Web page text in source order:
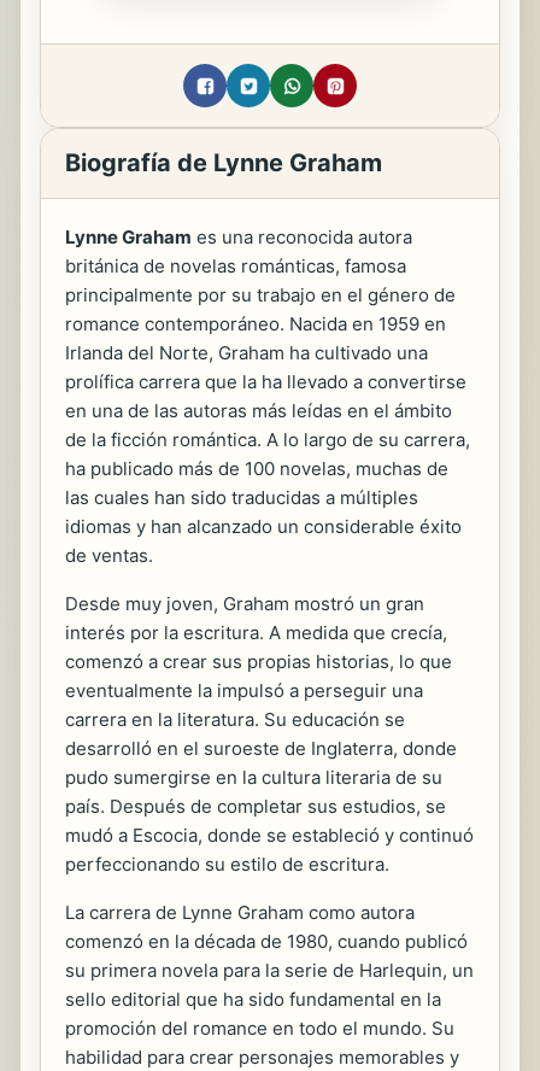
Biografía de Lynne Graham
Lynne Graham es una reconocida autora
británica de novelas románticas, famosa
principalmente por su trabajo en el género de
romance contemporáneo. Nacida en 1959 en
Irlanda del Norte, Graham ha cultivado una
prolífica carrera que la ha llevado a convertirse
en una de las autoras más leídas en el ámbito
de la ficción romántica. A lo largo de su carrera,
ha publicado más de 100 novelas, muchas de
las cuales han sido traducidas a múltiples
idiomas y han alcanzado un considerable éxito
de ventas.
Desde muy joven, Graham mostró un gran
interés por la escritura. A medida que crecía,
comenzó a crear sus propias historias, lo que
eventualmente la impulsó a perseguir una
carrera en la literatura. Su educación se
desarrolló en el suroeste de Inglaterra, donde
pudo sumergirse en la cultura literaria de su
país. Después de completar sus estudios, se
mudó a Escocia, donde se estableció y continuó
perfeccionando su estilo de escritura.
La carrera de Lynne Graham como autora
comenzó en la década de 1980, cuando publicó
su primera novela para la serie de Harlequin, un
sello editorial que ha sido fundamental en la
promoción del romance en todo el mundo. Su
habilidad para crear personajes memorables y